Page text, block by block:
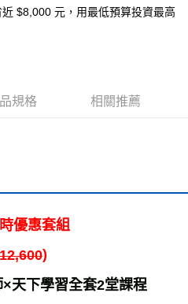
$8,000 元，用最低預算投資最高
規格 相關推薦
優惠套組
)
天下學習全套2堂課程